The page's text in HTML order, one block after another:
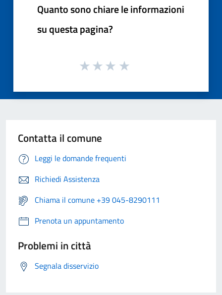
Quanto sono chiare le informazioni
su questa pagina?
Contatta il comune
Leggi le domande frequenti
Richiedi Assistenza
Chiama il comune +39 045-8290111
Prenota un appuntamento
Problemi in città
Segnala disservizio